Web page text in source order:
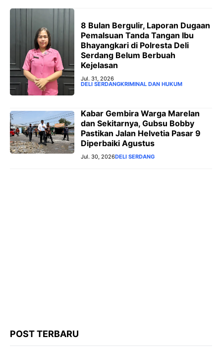
8 Bulan Bergulir, Laporan Dugaan
Pemalsuan Tanda Tangan Ibu
Bhayangkari di Polresta Deli
Serdang Belum Berbuah
Kejelasan
Jul. 31, 2026
DELI SERDANGKRIMINAL DAN HUKUM
Kabar Gembira Warga Marelan
dan Sekitarnya, Gubsu Bobby
Pastikan Jalan Helvetia Pasar 9
Diperbaiki Agustus
Jul. 30, 2026DELI SERDANG
POST TERBARU